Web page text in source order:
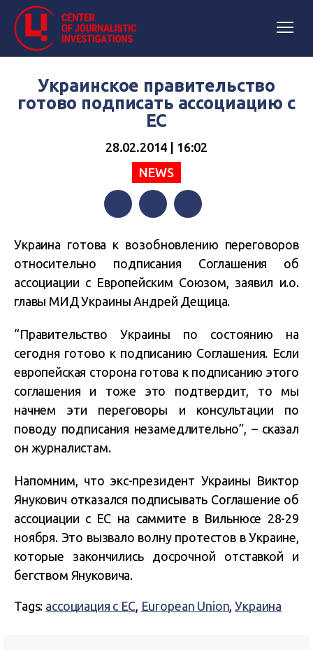
Украинское правительство
готово подписать ассоциацию с
ЕС
28.02.2014 | 16:02
NEWS
Украина готова к возобновлению переговоров
относительно подписания Соглашения об
ассоциации с Европейским Союзом, заявил и.о.
главы МИД Украины Андрей Дещица.
“Правительство Украины по состоянию на
сегодня готово к подписанию Соглашения. Если
европейская сторона готова к подписанию этого
соглашения и тоже это подтвердит, то мы
начнем эти переговоры и консультации по
поводу подписания незамедлительно”, – сказал
он журналистам.
Напомним, что экс-президент Украины Виктор
Янукович отказался подписывать Соглашение об
ассоциации с ЕС на саммите в Вильнюсе 28-29
ноября. Это вызвало волну протестов в Украине,
которые закончились досрочной отставкой и
бегством Януковича.
Tags: ассоциация с ЕС, European Union,Украина